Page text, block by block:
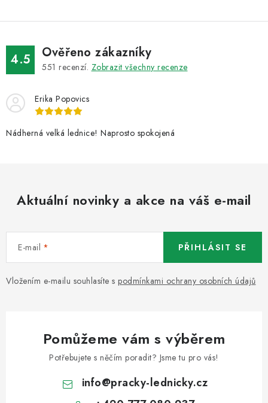
4.5 Ověřeno zákazníky
551 recenzí. Zobrazit všechny recenze
Erika Popovics
Nádherná velká lednice! Naprosto spokojená
Aktuální novinky a akce na váš e-mail
E-mail
Vložením e-mailu souhlasíte s podmínkami ochrany osobních údajů
PŘIHLÁSIT SE
Pomůžeme vám s výběrem
Potřebujete s něčím poradit? Jsme tu pro vás!
info@pracky-lednicky.cz